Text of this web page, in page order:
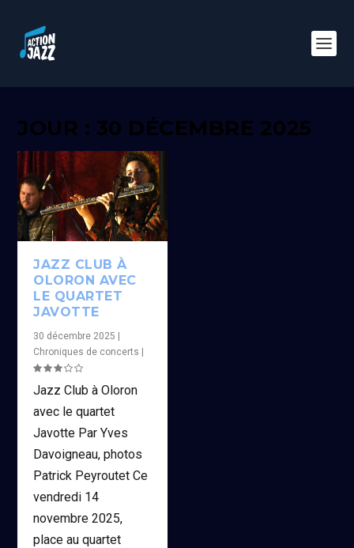
JOUR : 30 DÉCEMBRE 2025
JAZZ CLUB À
OLORON AVEC
LE QUARTET
JAVOTTE
30 décembre 2025 |
Chroniques de concerts |
Jazz Club à Oloron
avec le quartet
Javotte Par Yves
Davoigneau, photos
Patrick Peyroutet Ce
vendredi 14
novembre 2025,
place au quartet